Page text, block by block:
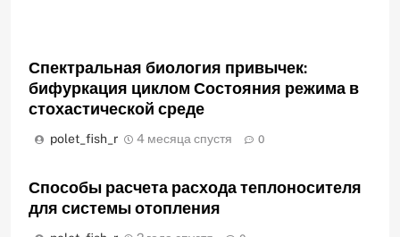
Спектральная биология привычек:
бифуркация циклом Состояния режима в
стохастической среде
polet_fish_r 4 месяца спустя 0
Способы расчета расхода теплоносителя
для системы отопления